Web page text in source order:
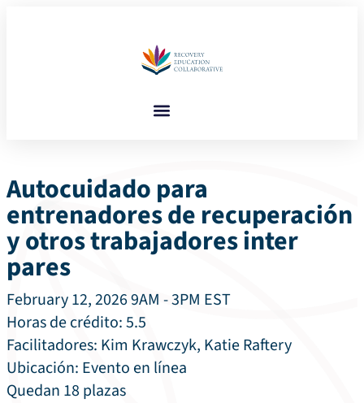
Autocuidado para
entrenadores de recuperación
y otros trabajadores inter
pares
February 12, 2026 9AM - 3PM EST
Horas de crédito:5.5
Facilitadores: Kim Krawczyk, Katie Raftery
Ubicación: Evento en línea
Quedan 18 plazas